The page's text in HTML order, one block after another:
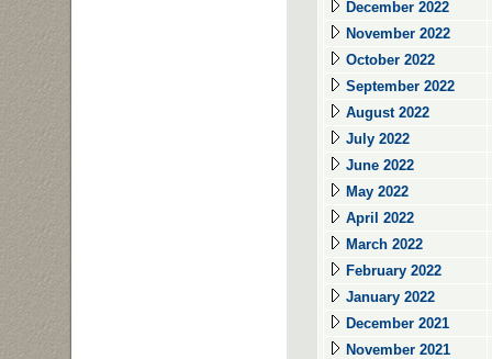
December 2022
November 2022
October 2022
September 2022
August 2022
July 2022
June 2022
May 2022
April 2022
March 2022
February 2022
January 2022
December 2021
November 2021